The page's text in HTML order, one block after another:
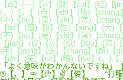
【di】(一)【yi】(财)【cai】(经)【
(，)【，】(市)【shi】(场)【chang
(不)【bu】(是)【shi】(常)【
【fei】(理)【li】(性)【xing】(大)
(不)【bu】(是)【shi】(常)【
【jian】(议)【yi】(投)【tou】(资)
(用)【yong】(长)【chang】(期)【
【de】(策)【ce】(略)【lve】(。)【
「よく意味がわかんないですね
®【，】♒【曹】✌【俊】 “打服